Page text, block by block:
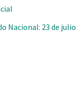
Nacional: 23 de julio